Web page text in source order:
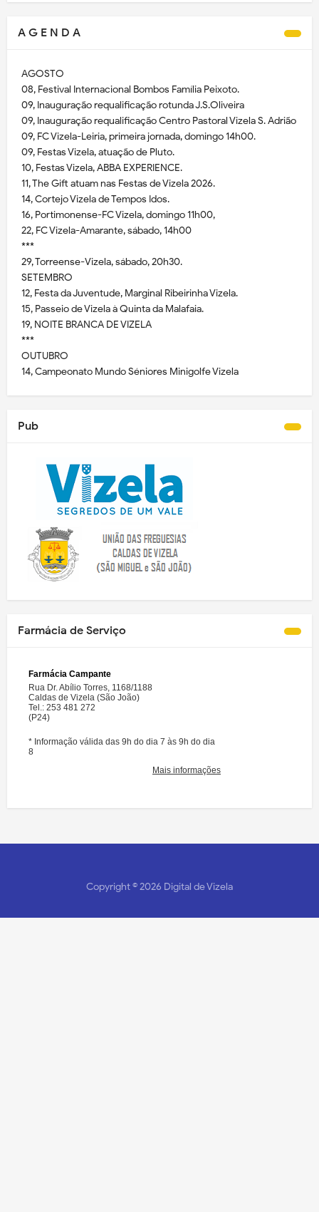
A G E N D A
AGOSTO
08, Festival Internacional Bombos Família Peixoto.
09, Inauguração requalificação rotunda J.S.Oliveira
09, Inauguração requalificação Centro Pastoral Vizela S. Adrião
09, FC Vizela-Leiria, primeira jornada, domingo 14h00.
09, Festas Vizela, atuação de Pluto.
10, Festas Vizela, ABBA EXPERIENCE.
11, The Gift atuam nas Festas de Vizela 2026.
14, Cortejo Vizela de Tempos Idos.
16, Portimonense-FC Vizela, domingo 11h00,
22, FC Vizela-Amarante, sábado, 14h00
***
29, Torreense-Vizela, sábado, 20h30.
SETEMBRO
12, Festa da Juventude, Marginal Ribeirinha Vizela.
15, Passeio de Vizela à Quinta da Malafaia.
19, NOITE BRANCA DE VIZELA
***
OUTUBRO
14, Campeonato Mundo Séniores Minigolfe Vizela
Pub
Farmácia de Serviço
Copyright ©2026 Digital de Vizela